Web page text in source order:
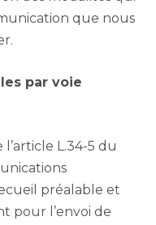
que nous
par voie
L.34-5 du
préalable et
pour l’envoi de